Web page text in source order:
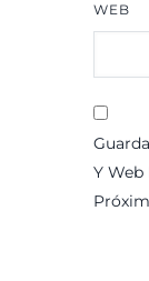
WEB
Y Web